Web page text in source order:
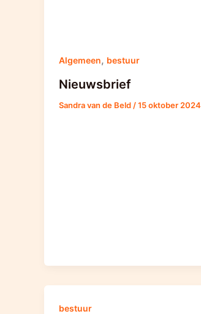
Algemeen, bestuur
Nieuwsbrief
Sandra van de Beld /15 oktober 2024
bestuur